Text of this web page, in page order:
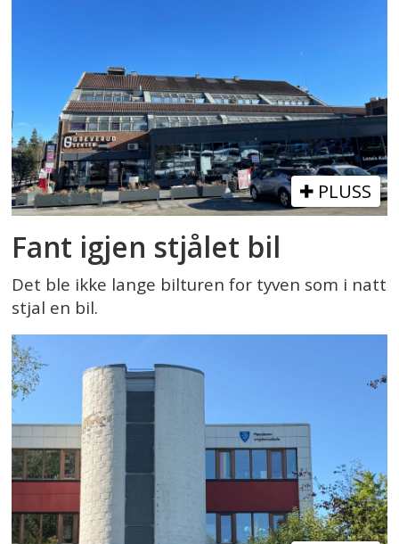
PLUSS
Fant igjen stjålet bil
Det ble ikke lange bilturen for tyven som i natt
stjal en bil.